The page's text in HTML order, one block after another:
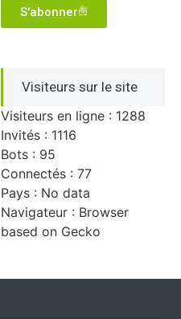
S'abonner
Visiteurs sur le site
Visiteurs en ligne : 1288
Invités : 1116
Bots : 95
Connectés : 77
Pays : No data
Navigateur : Browser
based on Gecko